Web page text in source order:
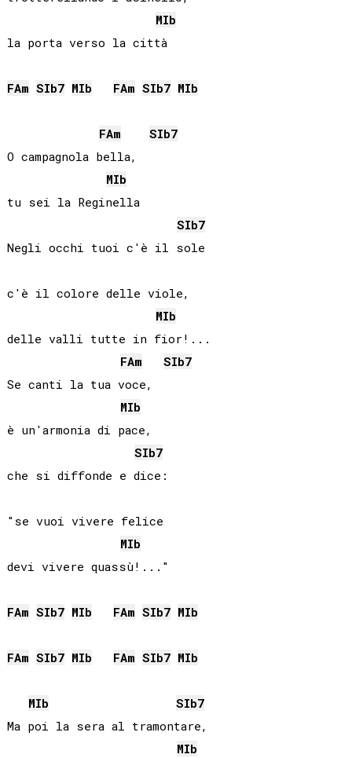
MIb
la porta verso la città
FAm SIb7 MIb FAm SIb7 MIb
FAm SIb7
O campagnola bella,
MIb
tu sei la Reginella
SIb7
Negli occhi tuoi c'è il sole
c'è il colore delle viole,
MIb
delle valli tutte in fior!...
FAm SIb7
Se canti la tua voce,
MIb
è un'armonia di pace,
SIb7
che si diffonde e dice:
"se vuoi vivere felice
MIb
devi vivere quassù!..."
FAm SIb7 MIb FAm SIb7 MIb
FAm SIb7 MIb FAm SIb7 MIb
MIb SIb7
Ma poi la sera al tramontare,
MIb